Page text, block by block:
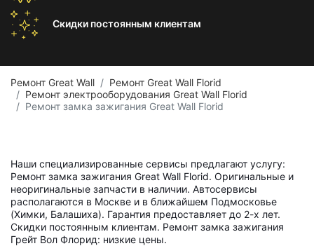
Скидки постоянным клиентам
Ремонт Great Wall
Ремонт Great Wall Florid
Ремонт электрооборудования Great Wall Florid
Ремонт замка зажигания Great Wall Florid
Наши специализированные сервисы предлагают услугу:
Ремонт замка зажигания Great Wall Florid. Оригинальные и
неоригинальные запчасти в наличии. Автосервисы
располагаются в Москве и в ближайшем Подмосковье
(Химки, Балашиха). Гарантия предоставляет до 2-х лет.
Скидки постоянным клиентам. Ремонт замка зажигания
Грейт Вол Флорид: низкие цены.